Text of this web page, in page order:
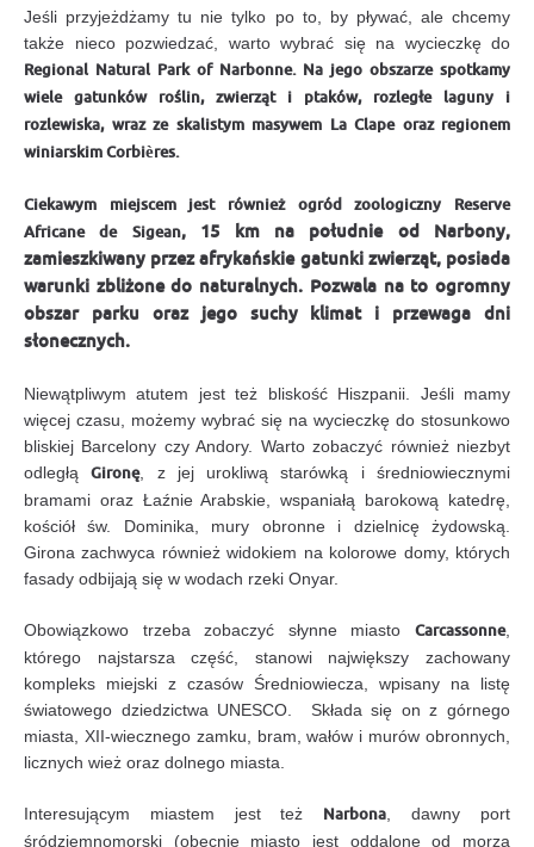
Jeśli przyjeżdżamy tu nie tylko po to, by pływać, ale chcemy
także nieco pozwiedzać, warto wybrać się na wycieczkę do
Regional Natural Park of Narbonne. Na jego obszarze spotkamy
wiele gatunków roślin, zwierząt i ptaków, rozległe laguny i
rozlewiska, wraz ze skalistym masywem La Clapeoraz regionem
winiarskimCorbières.
Ciekawym miejscem jest również ogród zoologiczny Reserve
Africane de Sigean, 15 km na południe od Narbony,
zamieszkiwany przez afrykańskie gatunki zwierząt, posiada
warunki zbliżone do naturalnych. Pozwala na to ogromny
obszar parku oraz jego suchy klimat i przewaga dni
słonecznych.
Niewątpliwym atutem jest też bliskość Hiszpanii. Jeśli mamy
więcej czasu, możemy wybrać się na wycieczkę do stosunkowo
bliskiej Barcelony czy Andory. Warto zobaczyć również niezbyt
odległąGironę, z jej urokliwą starówką i średniowiecznymi
bramami oraz Łaźnie Arabskie, wspaniałą barokową katedrę,
kościół św. Dominika, mury obronne i dzielnicę żydowską.
Girona zachwyca również widokiem na kolorowe domy, których
fasady odbijają się w wodach rzeki Onyar.
Obowiązkowo trzeba zobaczyć słynne miasto Carcassonne,
którego najstarsza część, stanowi największy zachowany
kompleks miejski z czasów Średniowiecza, wpisany na listę
światowego dziedzictwa UNESCO. Składa się on z górnego
miasta, XII-wiecznego zamku, bram, wałów i murów obronnych,
licznych wież oraz dolnego miasta.
Interesującym miastem jest też Narbona , dawny port
śródziemnomorski (obecnie miasto jest oddalone od morza